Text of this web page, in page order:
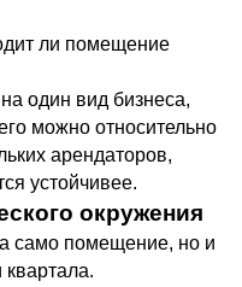
ли помещение
один вид бизнеса,
можно относительно
арендаторов,
устойчивее.
окружения
само помещение, но и